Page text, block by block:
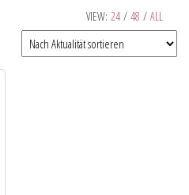
VIEW: 24 / 48 / ALL